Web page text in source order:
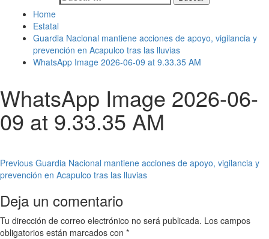
Home
Estatal
Guardia Nacional mantiene acciones de apoyo, vigilancia y
prevención en Acapulco tras las lluvias
WhatsApp Image 2026-06-09 at 9.33.35 AM
WhatsApp Image 2026-06-
09 at 9.33.35 AM
Post
navigation
Previous Guardia Nacional mantiene acciones de apoyo, vigilancia y
prevención en Acapulco tras las lluvias
Deja un comentario
Tu dirección de correo electrónico no será publicada. Los campos
obligatorios están marcados con *